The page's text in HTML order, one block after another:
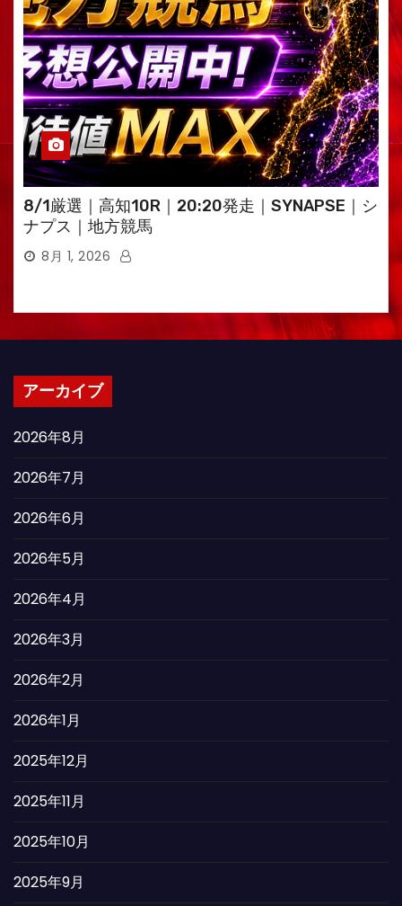
8/1厳選｜高知10R｜20:20発走｜SYNAPSE｜シ
ナプス｜地方競馬
8月 1, 2026
アーカイブ
2026年8月
2026年7月
2026年6月
2026年5月
2026年4月
2026年3月
2026年2月
2026年1月
2025年12月
2025年11月
2025年10月
2025年9月